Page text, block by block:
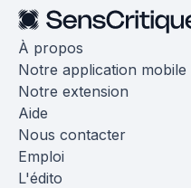
À propos
Notre application mobile
Notre extension
Aide
Nous contacter
Emploi
L'édito